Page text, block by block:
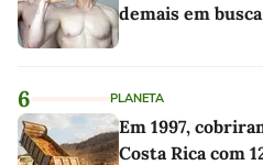
demais em
6 PLANETA
Em 1997,
Costa Rica com